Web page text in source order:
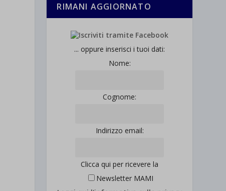
RIMANI AGGIORNATO
... oppure inserisci i tuoi dati:
Nome:
Cognome:
Indirizzo email:
Clicca qui per ricevere la
Newsletter MAMI